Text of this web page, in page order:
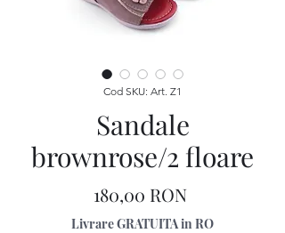
Cod SKU: Art. Z1
Sandale
brownrose/2 floare
180,00 RONPreț
Livrare GRATUITA in RO